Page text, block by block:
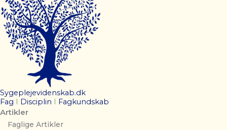
Sygeplejevidenskab.dk
Fag
Disciplin Fagkundskab
Artikler
Faglige Artikler